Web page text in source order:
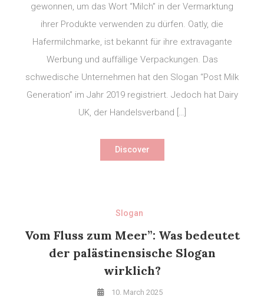
gewonnen, um das Wort “Milch” in der Vermarktung
ihrer Produkte verwenden zu dürfen. Oatly, die
Hafermilchmarke, ist bekannt für ihre extravagante
Werbung und auffällige Verpackungen. Das
schwedische Unternehmen hat den Slogan “Post Milk
Generation” im Jahr 2019 registriert. Jedoch hat Dairy
UK, der Handelsverband […]
Discover
Slogan
Vom Fluss zum Meer”: Was bedeutet
der palästinensische Slogan
wirklich?
10. March 2025